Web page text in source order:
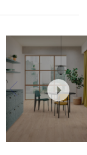
conjunto de
madera se
listones,
para combinar